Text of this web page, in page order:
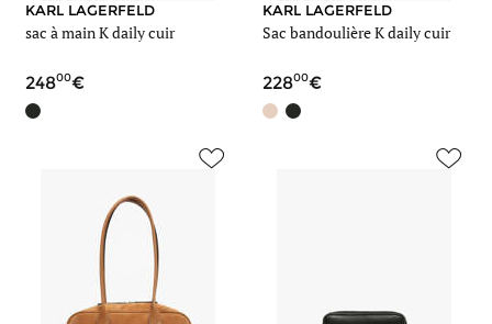
KARL LAGERFELD
sac à main K daily cuir
24800
KARL LAGERFELD
Sac bandoulière K daily cuir
22800